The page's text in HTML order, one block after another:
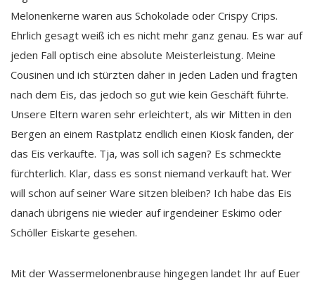
Melonenkerne waren aus Schokolade oder Crispy Crips.
Ehrlich gesagt weiß ich es nicht mehr ganz genau. Es war auf
jeden Fall optisch eine absolute Meisterleistung. Meine
Cousinen und ich stürzten daher in jeden Laden und fragten
nach dem Eis, das jedoch so gut wie kein Geschäft führte.
Unsere Eltern waren sehr erleichtert, als wir Mitten in den
Bergen an einem Rastplatz endlich einen Kiosk fanden, der
das Eis verkaufte. Tja, was soll ich sagen? Es schmeckte
fürchterlich. Klar, dass es sonst niemand verkauft hat. Wer
will schon auf seiner Ware sitzen bleiben? Ich habe das Eis
danach übrigens nie wieder auf irgendeiner Eskimo oder
Schöller Eiskarte gesehen.
Mit der Wassermelonenbrause hingegen landet Ihr auf Euer